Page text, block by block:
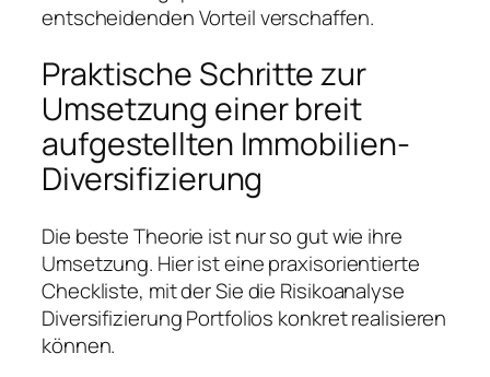
entscheidenden Vorteil verschaffen.
Praktische Schritte zur
Umsetzung einer breit
aufgestellten Immobilien-
Diversifizierung
Die beste Theorie ist nur so gut wie ihre
Umsetzung. Hier ist eine praxisorientierte
Checkliste, mit der Sie die Risikoanalyse
Diversifizierung Portfolios konkret realisieren
können.